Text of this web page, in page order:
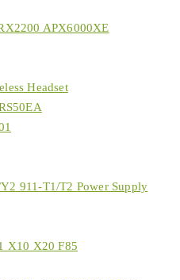
APX6000XE
Headset
911-T1/T2 Power Supply
X10 X20 F85